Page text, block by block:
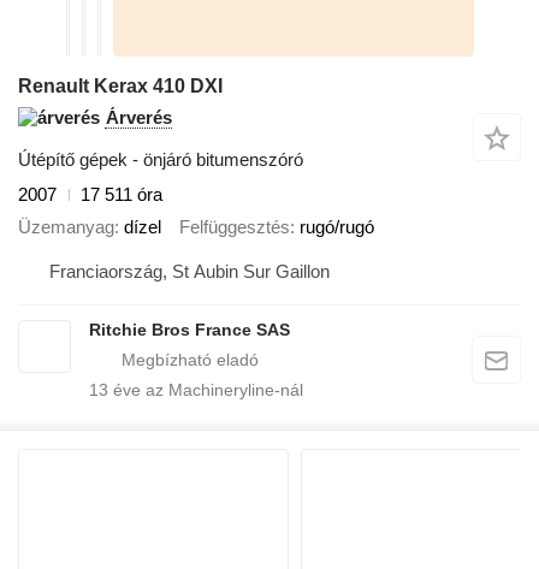
Renault Kerax 410 DXI
Árverés
Útépítő gépek - önjáró bitumenszóró
2007
17 511 óra
Üzemanyag dízel Felfüggesztés rugó/rugó
Franciaország, St Aubin Sur Gaillon
Ritchie Bros France SAS
13 éve az Machineryline-nál